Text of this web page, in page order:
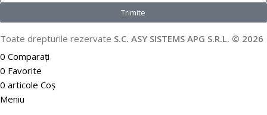
Trimite
Toate drepturile rezervate S.C. ASY SISTEMS APG S.R.L. © 2026
0 Comparați
0 Favorite
0 articole Coș
Meniu